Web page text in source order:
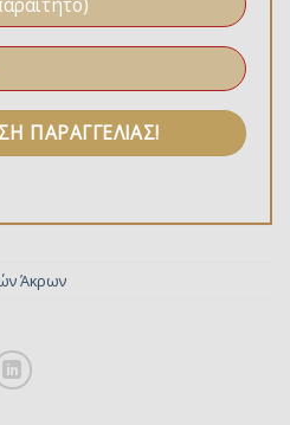
Άκρων